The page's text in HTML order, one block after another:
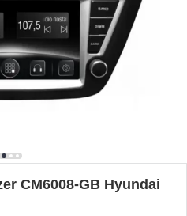
CM6008-GB Hyundai